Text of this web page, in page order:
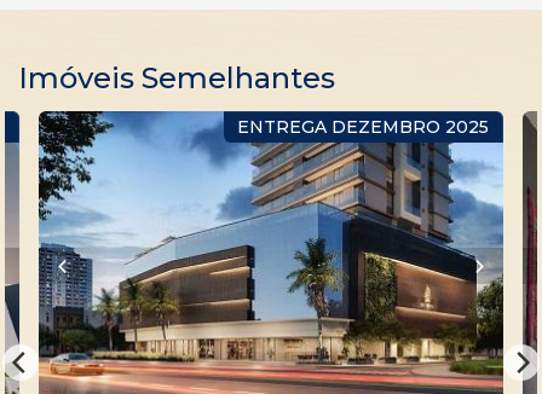
Imóveis Semelhantes
ENTREGA DEZEMBRO 2025